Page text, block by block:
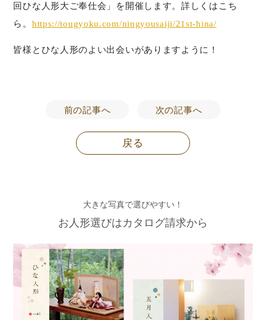
回ひな人形大ご奉仕会」を開催します。詳しくはこち
ら。 https://tougyoku.com/ningyousaiji/21st-hina/
皆様とひな人形のよい出会いがありますように！
前の記事へ 次の記事へ
戻る
大きな写真で選びやすい！
お人形選びはカタログ請求から